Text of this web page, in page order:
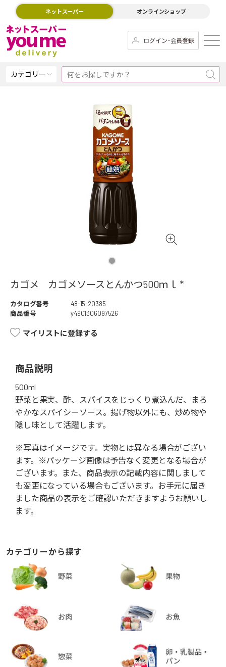
ネットスーパー オンラインショップ
ログイン･会員登録
カテゴリー
カゴメ カゴメソースとんかつ500ｍｌ *
カタログ番号
48-15-20385
商品番号
y4901306097526
マイリストに登録する
商品説明
500ml
野菜と果実、酢、スパイスをじっくり煮込んだ、まろ
やかなスパイシーソース。揚げ物以外にも、炒め物や
隠し味として活躍します。
※写真はイメージです。実物とは異なる場合がござい
ます。※パッケージ画像は予告なく変更となる場合が
ございます。また、商品表示の記載内容に関しまして
も変更になっている場合もございます。お手元に届き
ました商品の表示をご確認いただきますようお願いし
ます。
カテゴリーから探す